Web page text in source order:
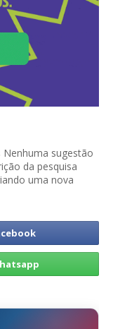
sugestão
da pesquisa
uma nova